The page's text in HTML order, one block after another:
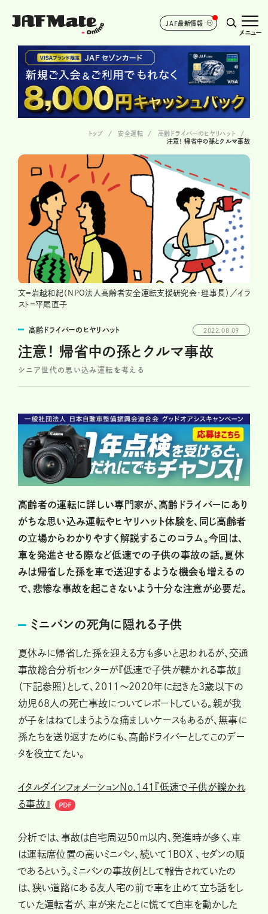
JAF最新情報
メニュー
トップ 安全運転
高齢ドライバーのヒヤリハット
注意！ 帰省中の孫とクルマ事故
文＝岩越和紀（NPO法人高齢者安全運転支援研究会・理事長）／イラ
スト＝平尾直子
高齢ドライバーのヒヤリハット 2022.08.09
注意！ 帰省中の孫とクルマ事故
シニア世代の思い込み運転を考える
高齢者の運転に詳しい専門家が、高齢ドライバーにあり
がちな思い込み運転やヒヤリハット体験を、同じ高齢者
の立場からわかりやすく解説するこのコラム。今回は、
車を発進させる際など低速での子供の事故の話。夏休
みは帰省した孫を車で送迎するような機会も増えるの
で、悲惨な事故を起こさないよう十分な注意が必要だ。
ミニバンの死角に隠れる子供
夏休みに帰省した孫を迎える方も多いと思われるが、交通
事故総合分析センターが『低速で子供が轢かれる事故』
（下記参照）として、2011～2020年に起きた3歳以下の
幼児68人の死亡事故についてレポートしている。親が我
が子をはねてしまうような痛ましいケースもあるが、無事に
孫たちを送り返すためにも、高齢ドライバーとしてこのデー
タを役立てたい。
イタルダインフォメーションNo.141『低速で子供が轢かれ
る事故』
分析では、事故は自宅周辺50m以内、発進時が多く、車
は運転席位置の高いミニバン、続いて1BOX 、セダンの順
であるという。ミニバンの事故例として報告されていたの
は、狭い道路にある友人宅の前で車を止めて立ち話をし
ていた運転者が、車が来たことに慌てて自車を動かした